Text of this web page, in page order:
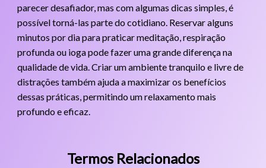
parecer desafiador, mas com algumas dicas simples, é
possível torná-las parte do cotidiano. Reservar alguns
minutos por dia para praticar meditação, respiração
profunda ou ioga pode fazer uma grande diferença na
qualidade de vida. Criar um ambiente tranquilo e livre de
distrações também ajuda a maximizar os benefícios
dessas práticas, permitindo um relaxamento mais
profundo e eficaz.
Termos Relacionados